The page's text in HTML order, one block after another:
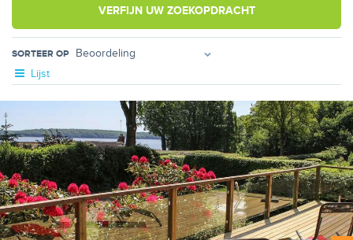
VERFIJN UW ZOEKOPDRACHT
SORTEER OP
Lijst